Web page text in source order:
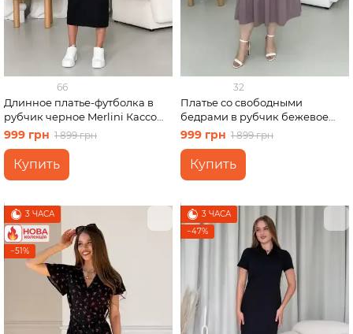
66
Длинное платье-футболка в
рубчик черное Merlini Кассо
700000121 размер 42-44 (S-M)
999 грн 1 899 грн
Купить
32
Платье со свободными
бедрами в рубчик бежевое
Merlini Реджо 700001582
размер 2XL-3XL
999 грн 1 899 грн
Купить
3 ЧАСА
−51%
3 ЧАСА
−47%